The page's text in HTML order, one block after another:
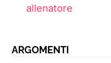
allenatore
ARGOMENTI